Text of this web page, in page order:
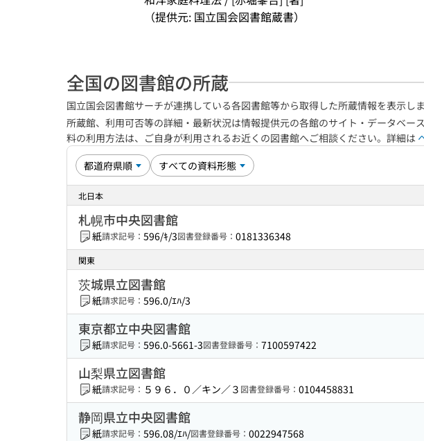
（提供元: 国立国会図書館蔵書）
全国の図書館の所蔵
国立国会図書館サーチが連携している各図書館等から取得した所蔵情報を表示しま
所蔵館、利用可否等の詳細・最新状況は情報提供元の各館のサイト・データベ
料の利用方法は、ご自身が利用されるお近くの図書館へご相談ください。詳細は
北日本
札幌市中央図書館
紙請求記号： 596/ｷ/3図書登録番号： 0181336348
関東
茨城県立図書館
紙請求記号： 596.0/ｴﾊ/3
東京都立中央図書館
紙請求記号： 596.0-5661-3図書登録番号： 7100597422
山梨県立図書館
紙請求記号： ５９６．０／キン／３ 図書登録番号： 0104458831
静岡県立中央図書館
紙請求記号： 596.08/ｴﾊ/図書登録番号： 0022947568